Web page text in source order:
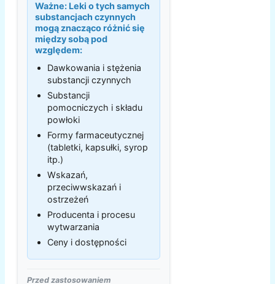
Ważne: Leki o tych samych
substancjach czynnych
mogą znacząco różnić się
między sobą pod
względem:
Dawkowania i stężenia
substancji czynnych
Substancji
pomocniczych i składu
powłoki
Formy farmaceutycznej
(tabletki, kapsułki, syrop
itp.)
Wskazań,
przeciwwskazań i
ostrzeżeń
Producenta i procesu
wytwarzania
Ceny i dostępności
Przed zastosowaniem